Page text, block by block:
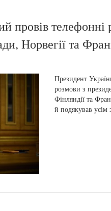
провів телефонні
Норвегії та
Президент
розмови з
Фінляндії та
й подякував усім